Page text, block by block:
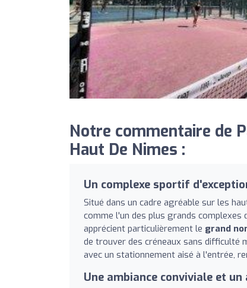
Notre commentaire de
Haut De Nimes :
Un complexe sportif
Situé dans un cadre agréable sur les
comme l'un des plus grands complexes
apprécient particulièrement le grand
de trouver des créneaux sans difficulté
avec un stationnement aisé à l'entrée,
Une ambiance conviviale et